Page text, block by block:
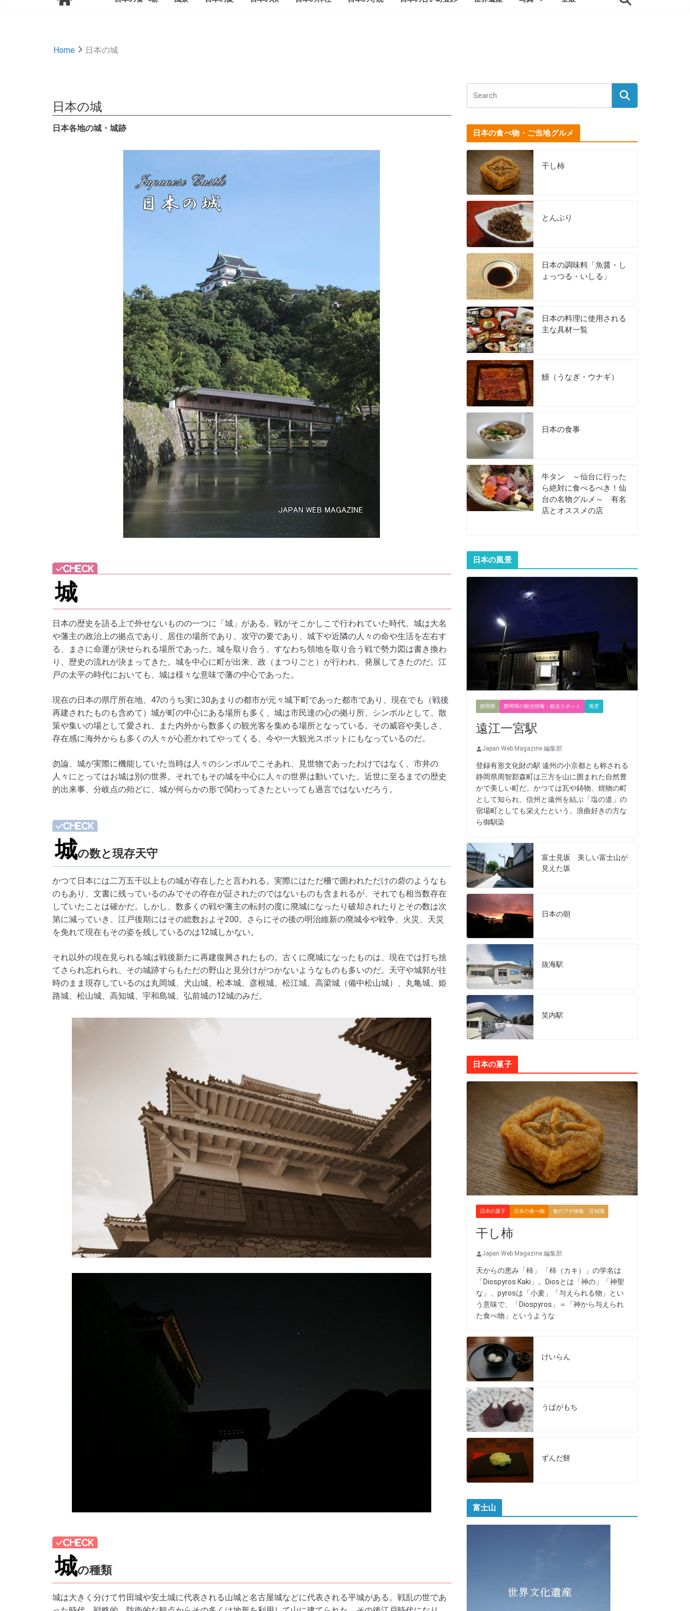
Home 日本の城
日本の城
日本各地の城・城跡
城
日本の歴史を語る上で外せないものの一つに「城」がある。戦がそこかしこで行われていた時代、城は大名
や藩主の政治上の拠点であり、居住の場所であり、攻守の要であり、城下や近隣の人々の命や生活を左右す
る、まさに命運が決せられる場所であった。城を取り合う、すなわち領地を取り合う戦で勢力図は書き換わ
り、歴史の流れが決まってきた。城を中心に町が出来、政（まつりごと）が行われ、発展してきたのだ。江
戸の太平の時代においても、城は様々な意味で藩の中心であった。
現在の日本の県庁所在地、47のうち実に30あまりの都市が元々城下町であった都市であり、現在でも（戦後
再建されたものも含めて）城が町の中心にある場所も多く、城は市民達の心の拠り所、シンボルとして、散
策や集いの場として愛され、また内外から数多くの観光客を集める場所となっている。その威容や美しさ、
存在感に海外からも多くの人々が心惹かれてやってくる、今や一大観光スポットにもなっているのだ。
勿論、城が実際に機能していた当時は人々のシンボルでこそあれ、見世物であったわけではなく、市井の
人々にとってはお城は別の世界。それでもその城を中心に人々の世界は動いていた。近世に至るまでの歴史
的出来事、分岐点の殆どに、城が何らかの形で関わってきたといっても過言ではないだろう。
城の数と現存天守
かつて日本には二万五千以上もの城が存在したと言われる。実際にはただ柵で囲われただけの砦のようなも
のもあり、文書に残っているのみでその存在が証されたのではないものも含まれるが、それでも相当数存在
していたことは確かだ。しかし、数多くの戦や藩主の転封の度に廃城になったり破却されたりとその数は次
第に減っていき、江戸後期にはその総数およそ200。さらにその後の明治維新の廃城令や戦争、火災、天災
を免れて現在もその姿を残しているのは12城しかない。
それ以外の現在見られる城は戦後新たに再建復興されたもの。古くに廃城になったものは、現在では打ち捨
てさられ忘れられ、その城跡すらもただの野山と見分けがつかないようなものも多いのだ。天守や城郭が往
時のまま現存しているのは丸岡城、犬山城、松本城、彦根城、松江城、高梁城（備中松山城）、丸亀城、姫
路城、松山城、高知城、宇和島城、弘前城の12城のみだ。
城の種類
城は大きく分けて竹田城や安土城に代表される山城と名古屋城などに代表される平城がある。戦乱の世であ
日本の食べ物・ご当地グルメ
干し柿
とんぶり
日本の調味料「魚醤・し
ょっつる・いしる」
日本の料理に使用される
主な具材一覧
鰻（うなぎ・ウナギ）
日本の食事
牛タン ～仙台に行った
ら絶対に食べるべき！仙
台の名物グルメ～ 有名
店とオススメの店
日本の風景
静岡県 静岡県の観光情報・観光スポット 風景
遠江一宮駅
Japan Web Magazine 編集部
登録有形文化財の駅 遠州の小京都とも称される
静岡県周智郡森町は三方を山に囲まれた自然豊
かで美しい町だ。かつては瓦や鋳物、焼物の町
として知られ、信州と遠州を結ぶ「塩の道」の
宿場町としても栄えたという。浪曲好きの方な
ら御馴染
富士見坂 美しい富士山が
見えた坂
日本の朝
抜海駅
笑内駅
日本の菓子
日本の菓子 日本の食べ物 食のプチ情報 豆知識
干し柿
Japan Web Magazine 編集部
天からの恵み「柿」 「柿（カキ）」の学名は
「Diospyros Kaki」。Diosとは「神の」「神聖
な」、pyrosは「小麦」「与えられる物」とい
う意味で、「Diospyros」＝「神から与えられ
た食べ物」というような
けいらん
うばがもち
ずんだ餅
富士山